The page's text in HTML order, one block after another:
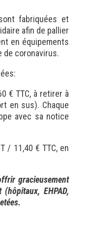
fabriquées et
afin de pallier
en équipements
de coronavirus.
€ TTC, à retirer à
en sus). Chaque
avec sa notice
/ 11,40 € TTC, en
gracieusement
EHPAD,